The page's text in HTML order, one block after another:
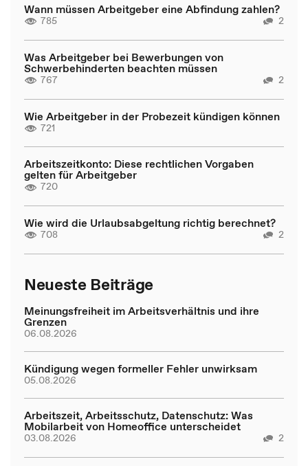
Wann müssen Arbeitgeber eine Abfindung zahlen?
785 2
Was Arbeitgeber bei Bewerbungen von
Schwerbehinderten beachten müssen
767 2
Wie Arbeitgeber in der Probezeit kündigen können
721
Arbeitszeitkonto: Diese rechtlichen Vorgaben
gelten für Arbeitgeber
720
Wie wird die Urlaubsabgeltung richtig berechnet?
708 2
Neueste Beiträge
Meinungsfreiheit im Arbeitsverhältnis und ihre
Grenzen
06.08.2026
Kündigung wegen formeller Fehler unwirksam
05.08.2026
Arbeitszeit, Arbeitsschutz, Datenschutz: Was
Mobilarbeit von Homeoffice unterscheidet
03.08.2026 2